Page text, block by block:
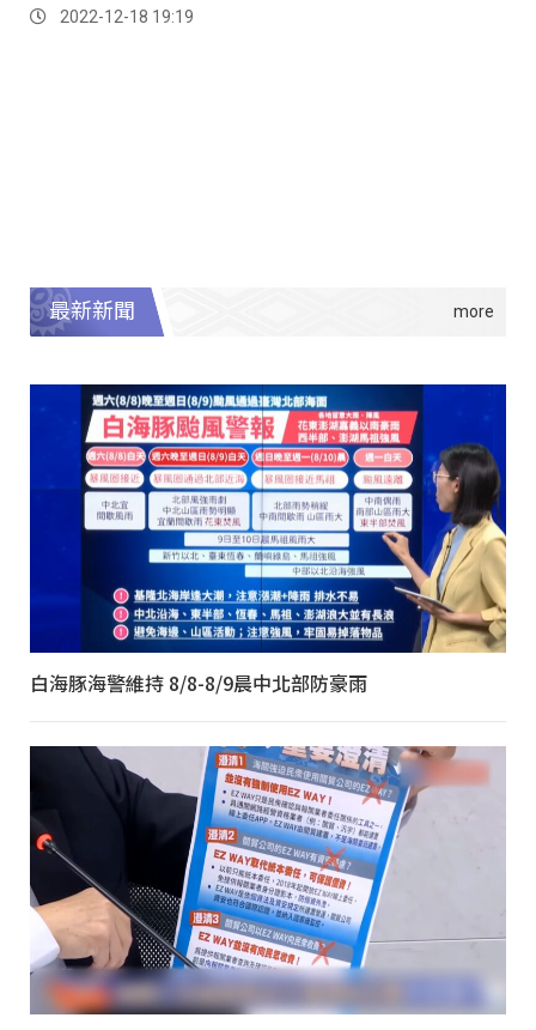
2022-12-18 19:19
最新新聞
白海豚海警維持 8/8-8/9晨中北部防豪雨